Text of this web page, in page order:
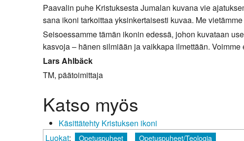
Paavalin puhe Kristuksesta Jumalan kuvana vie
sana ikoni tarkoittaa yksinkertaisesti kuvaa. Me
Seisoessamme tämän ikonin edessä, johon kuvataan
kasvoja – hänen silmiään ja vaikkapa ilmettään.
Lars Ahlbäck
TM, päätoimittaja
Katso myös
Käsittätehty Kristuksen ikoni
Luokat: Opetuspuheet Opetuspuheet/Teologia